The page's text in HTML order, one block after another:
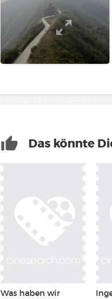
Das könnte
Was haben wir